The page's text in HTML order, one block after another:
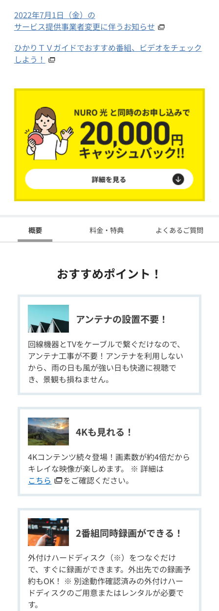
2022年7月1日（金）の
サービス提供事業者変更に伴うお知らせ
ひかりＴＶガイドでおすすめ番組、ビデオをチェック
しよう！
概要 料金・特典 よくあるご質問
おすすめポイント！
アンテナの設置不要！
回線機器とTVをケーブルで繋ぐだけなので、
アンテナ工事が不要！アンテナを利用しない
から、雨の日も風が強い日も快適に視聴で
き、景観も損ねません。
4Kも見れる！
4Kコンテンツ続々登場！画素数が約4倍だから
キレイな映像が楽しめます。 ※ 詳細は
こちら
をご確認ください。
2番組同時録画ができる！
外付けハードディスク（※）をつなぐだけ
で、すぐに録画ができます。外出先での録画予
約もOK！ ※ 別途動作確認済みの外付けハー
ドディスクのご用意またはレンタルが必要で
す。